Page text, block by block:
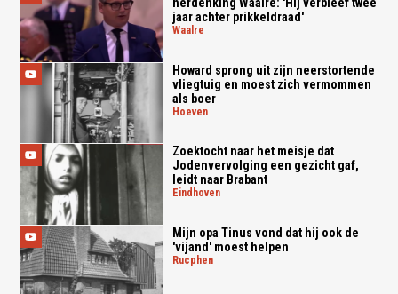
jaar achter prikkeldraad'
waalre
Howard sprong uit zijn neerstortende
vliegtuig en moest zich vermommen
als boer
hoeven
Zoektocht naar het meisje dat
Jodenvervolging een gezicht gaf,
leidt naar Brabant
eindhoven
Mijn opa Tinus vond dat hij ook de
'vijand' moest helpen
rucphen